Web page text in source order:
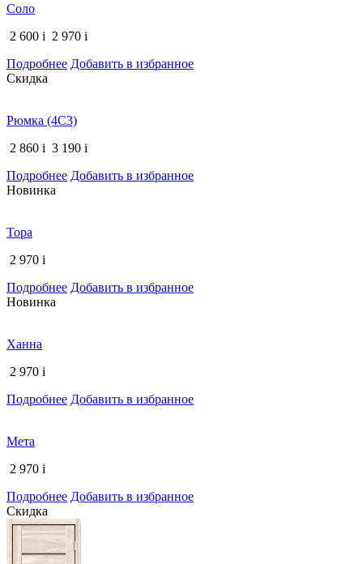
Соло
2 600 i 2 970 i
Подробнее Добавить в избранное
Скидка
Рюмка (4С3)
2 860 i 3 190 i
Подробнее Добавить в избранное
Новинка
Тора
2 970 i
Подробнее Добавить в избранное
Новинка
Ханна
2 970 i
Подробнее Добавить в избранное
Мета
2 970 i
Подробнее Добавить в избранное
Скидка